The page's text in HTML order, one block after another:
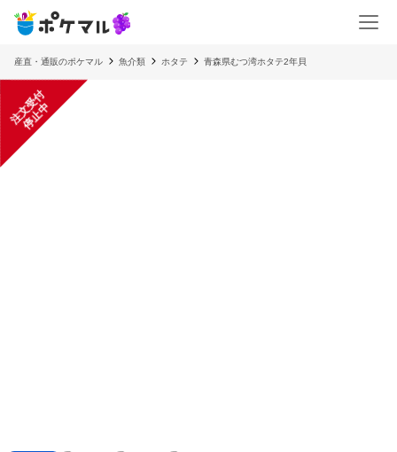
産直・通販のポケマル 魚介類 ホタテ 青森県むつ湾ホタテ2年貝
注
文
受
付
停
止
中